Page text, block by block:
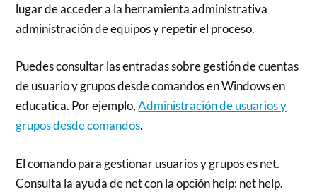
lugar de acceder a la herramienta administrativa
administración de equipos y repetir el proceso.
Puedes consultar las entradas sobre gestión de cuentas
de usuario y grupos desde comandos en Windows en
educatica. Por ejemplo,Administración de usuarios y
grupos desde comandos.
El comando para gestionar usuarios y grupos es net.
Consulta la ayuda de net con la opción help: net help.